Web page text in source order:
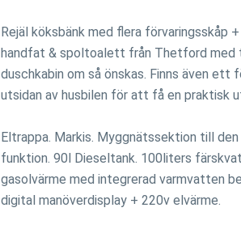
Rejäl köksbänk med flera förvaringsskåp
handfat & spoltoalett från Thetford med
duschkabin om så önskas. Finns även ett
utsidan av husbilen för att få en praktisk
Eltrappa. Markis. Myggnätssektion till
funktion. 90l Dieseltank. 100liters
gasolvärme med integrerad varmvatten
digital manöverdisplay + 220v elvärme.